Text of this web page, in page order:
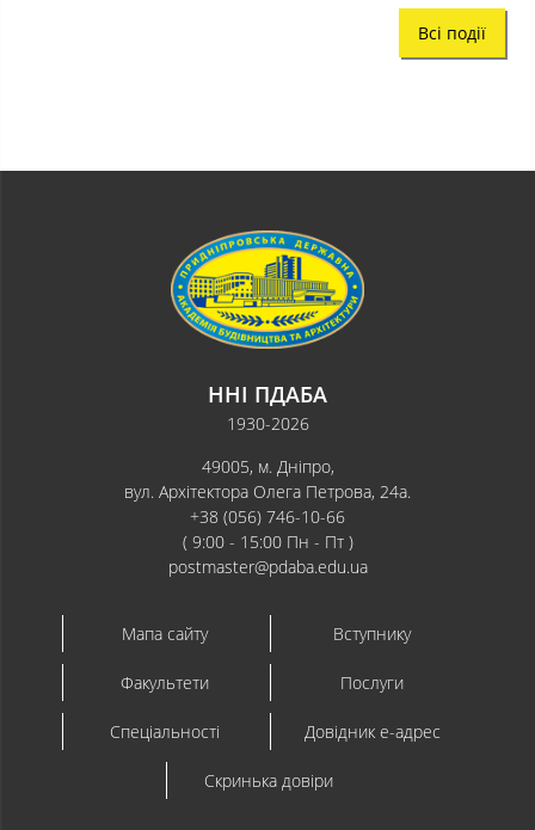
Всі події
ННІ ПДАБА
1930-2026
49005, м. Дніпро,
вул. Архітектора Олега Петрова, 24а.
+38 (056) 746-10-66
( 9:00 - 15:00 Пн - Пт )
postmaster@pdaba.edu.ua
Мапа сайту Вступнику
Факультети Послуги
Спеціальності Довідник e-адрес
Скринька довіри